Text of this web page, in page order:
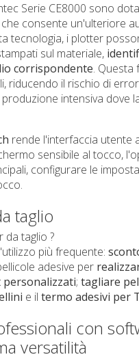
Serie CE8000 sono
che consente un'ulteriore
tecnologia, i plotter
sul materiale,
corrispondente. Questa
riducendo il rischio di
intensiva dove
rende l'interfaccia utente
sensibile al tocco,
configurare le
taglio
da taglio ?
più frequente:
adesive per
personalizzati; tagliare
e il termo adesivi per
con
versatilità